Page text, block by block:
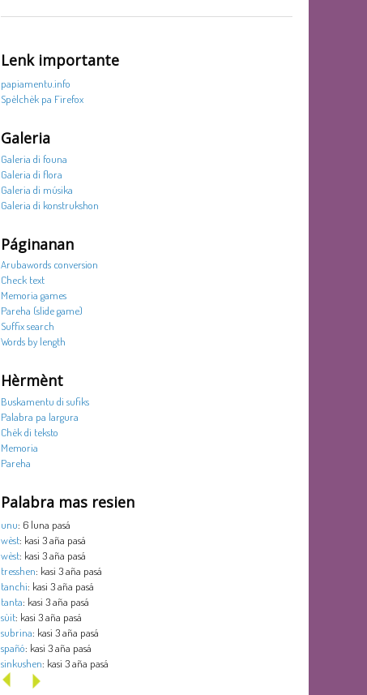
Lenk importante
papiamentu.info
Spèlchèk pa Firefox
Galeria
Galeria di founa
Galeria di flora
Galeria di músika
Galeria di konstrukshon
Páginanan
Arubawords conversion
Check text
Memoria games
Pareha (slide game)
Suffix search
Words by length
Hèrmènt
Buskamentu di sufiks
Palabra pa largura
Chèk di teksto
Memoria
Pareha
Palabra mas resien
unu: 6 luna pasá
wèst: kasi 3 aña pasá
wèst: kasi 3 aña pasá
tresshen: kasi 3 aña pasá
tanchi: kasi 3 aña pasá
tanta: kasi 3 aña pasá
sùit: kasi 3 aña pasá
subrina: kasi 3 aña pasá
spañó: kasi 3 aña pasá
sinkushen: kasi 3 aña pasá